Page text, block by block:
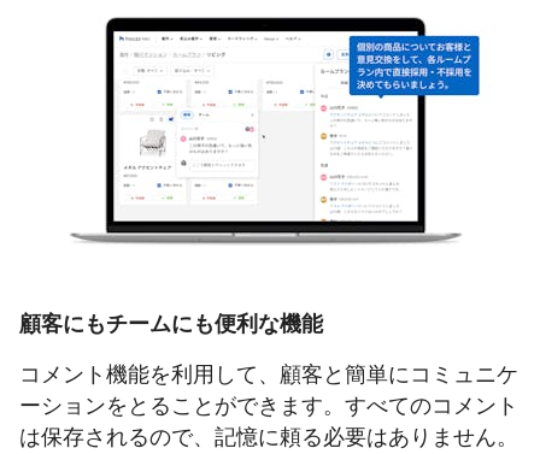
顧客にもチームにも便利な機能
コメント機能を利用して、顧客と簡単にコミュニケ
ーションをとることができます。すべてのコメント
は保存されるので、記憶に頼る必要はありません。